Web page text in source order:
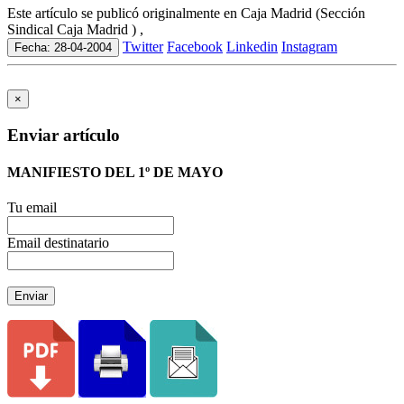
Este artículo se publicó originalmente en Caja Madrid (Sección
Sindical Caja Madrid ) ,
Fecha: 28-04-2004 Twitter Facebook Linkedin Instagram
×
Enviar artículo
MANIFIESTO DEL 1º DE MAYO
Tu email
Email destinatario
Enviar